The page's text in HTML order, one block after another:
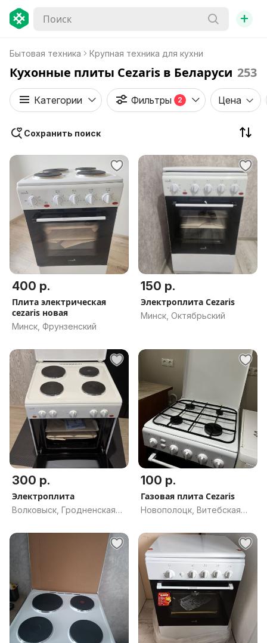
+
Бытовая техника Крупная техника для кухни
Кухонные плиты Cezaris в Беларуси 253
Категории Фильтры 2 Цена
Сохранить поиск
400 р.
Плита электрическая
cezaris новая
Минск, Фрунзенский
150 р.
Электроплита Cezaris
Минск, Октябрьский
300 р.
Электроплита
Волковыск, Гродненская
100 р.
Газовая плита Cezaris
Новополоцк, Витебская